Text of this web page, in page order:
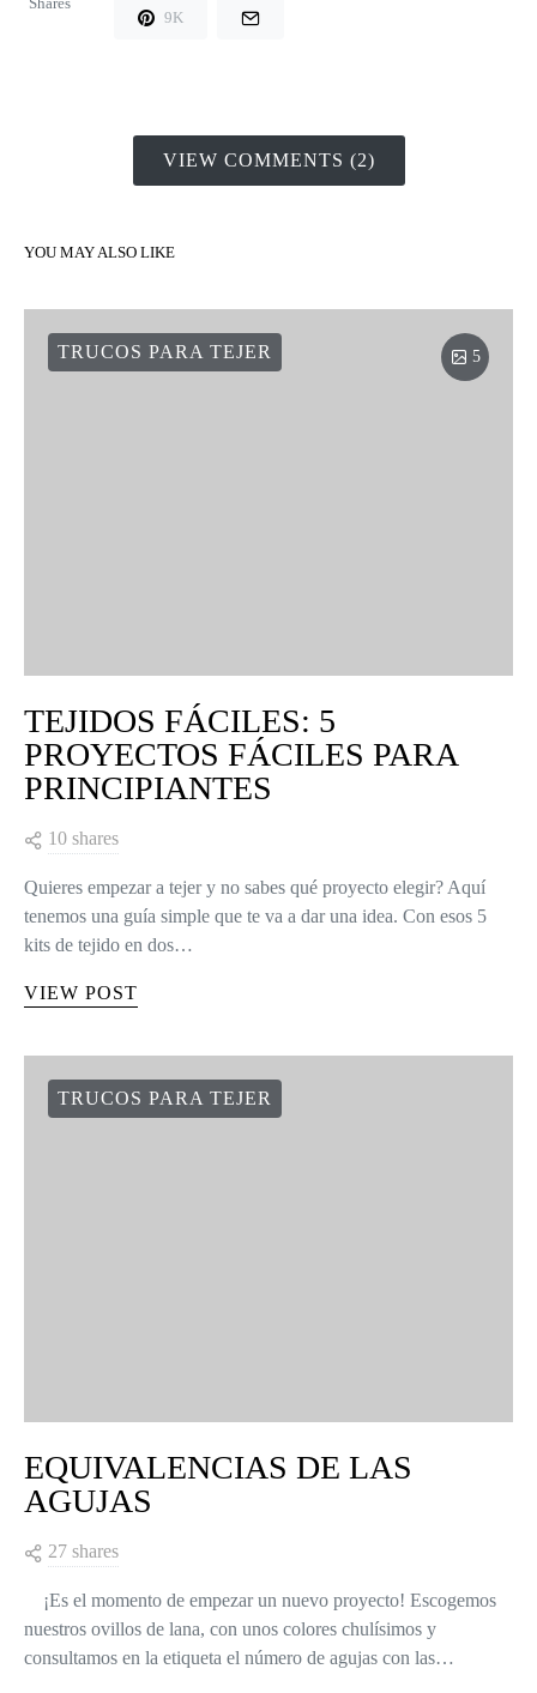
Shares
9K
VIEW COMMENTS (2)
YOU MAY ALSO LIKE
TRUCOS PARA TEJER 5
TEJIDOS FÁCILES: 5
PROYECTOS FÁCILES PARA
PRINCIPIANTES
10 shares
Quieres empezar a tejer y no sabes qué proyecto elegir? Aquí
tenemos una guía simple que te va a dar una idea. Con esos 5
kits de tejido en dos…
VIEW POST
TRUCOS PARA TEJER
EQUIVALENCIAS DE LAS
AGUJAS
27 shares
¡Es el momento de empezar un nuevo proyecto! Escogemos
nuestros ovillos de lana, con unos colores chulísimos y
consultamos en la etiqueta el número de agujas con las…